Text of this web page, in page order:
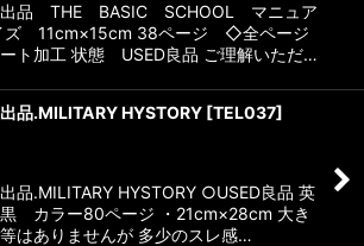
出品 THE BASIC SCHOOL マニュア
ズ 11cm×15cm 38ページ ◇全ページ
ト加工 状態 USED良品 ご理解いただ…
品.MILITARY HYSTORY [TEL037]
品.MILITARY HYSTORY ○USED良品 英
カラー80ページ ・21cm×28cm 大き
はありませんが 多少のスレ感…